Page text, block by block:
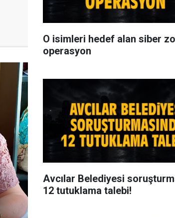
O isimleri hedef alan siber
operasyon
Avcılar Belediyesi
12 tutuklama talebi!